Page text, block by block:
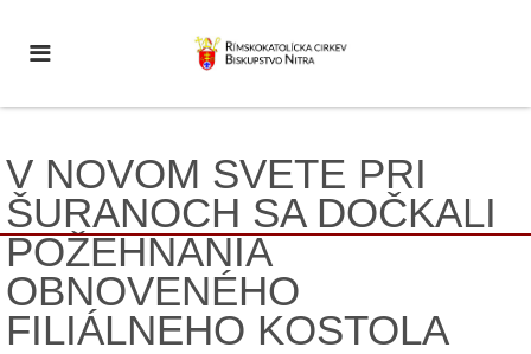
V NOVOM SVETE PRI
ŠURANOCH SA DOČKALI
POŽEHNANIA
OBNOVENÉHO
FILIÁLNEHO KOSTOLA